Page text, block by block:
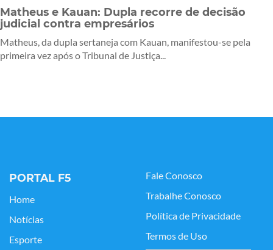
Matheus e Kauan: Dupla recorre de decisão
judicial contra empresários
Matheus, da dupla sertaneja com Kauan, manifestou-se pela
primeira vez após o Tribunal de Justiça...
PORTAL F5
Home
Notícias
Esporte
Fale Conosco
Trabalhe Conosco
Política de Privacidade
Termos de Uso